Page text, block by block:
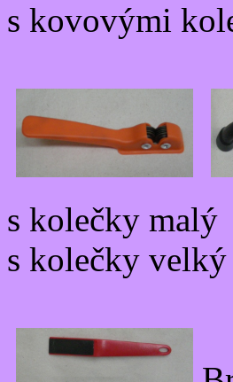
s kovovými
s kolečky malý
s kolečky velký